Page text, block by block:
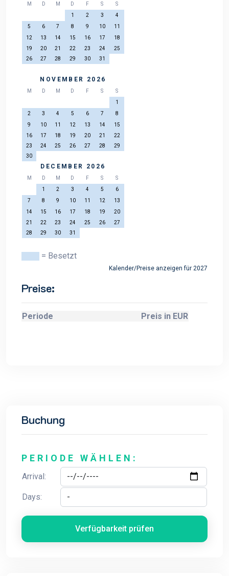
M D M D F S
S
1
2 3
4
5
6 7 8 9 10
11
12
13 14 15 16 17
18
19
20 21 22 23 24
25
26
27 28 29 30 31
NOVEMBER 2026
M D M D F S
S
1
2
3 4 5 6 7
8
9
10 11 12 13 14
15
16
17 18 19 20 21
22
23
24 25 26 27 28
29
30
DECEMBER 2026
M D M D F S
S
1
2 3 4 5
6
7
8 9 10 11 12
13
14
15 16 17 18 19
20
21
22 23 24 25 26
27
28
29 30 31
= Besetzt
Kalender/Preise anzeigen für 2027
Preise:
Periode Preis in EUR
Buchung
PERIODE WÄHLEN:
Arrival:
Days:
Verfügbarkeit prüfen